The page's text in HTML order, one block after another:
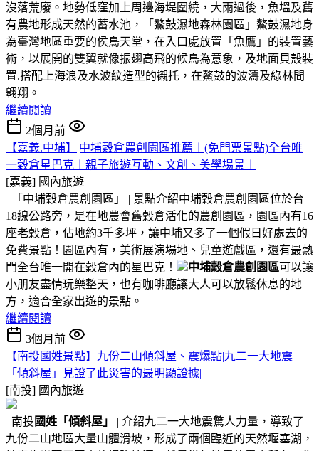
沒落荒廢。地勢低窪加上周邊海堤圍繞，大雨過後，魚塭及舊
有農地形成天然的蓄水池，「鰲鼓濕地森林園區」鰲鼓濕地身
為臺灣地區重要的侯鳥天堂，在入口處放置「魚鷹」的裝置藝
術，以展開的雙翼就像振翅高飛的候鳥為意象，及地面貝殼裝
置.搭配上海浪及水波紋造型的襯托，在鰲鼓的波濤及綠林間
翱翔。
繼續閱讀
2個月前
【嘉義.中埔】|中埔穀倉農創園區推薦︱(免門票景點)全台唯
一穀倉星巴克︱親子旅遊互動、文創、美學場景︱
[嘉義] 國內旅遊
「中埔穀倉農創園區」 | 景點介紹中埔穀倉農創園區位於台
18線公路旁，是在地農會舊穀倉活化的農創園區，園區內有16
座老穀倉，佔地約3千多坪，讓中埔又多了一個假日好處去的
免費景點！園區內有，美術展演場地、兒童遊戲區，還有最熱
門全台唯一開在穀倉內的星巴克！
中埔穀倉農創園區可以讓
小朋友盡情玩樂整天，也有咖啡廳讓大人可以放鬆休息的地
方，適合全家出遊的景點。
繼續閱讀
3個月前
【南投國姓景點】九份二山傾斜屋、震爆點|九二一大地震
「傾斜屋」見證了此災害的最明顯證據|
[南投] 國內旅遊
南投 國姓 「傾斜屋」
| 介紹九二一大地震驚人力量，導致了
九份二山地區大量山體滑坡，形成了兩個臨近的天然堰塞湖，